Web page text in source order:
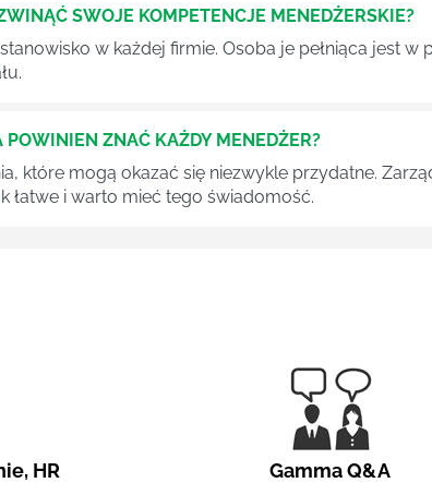
SWOJE KOMPETENCJE MENEDŻERSKIE?
w każdej firmie. Osoba je pełniąca jest w
ZNAĆ KAŻDY MENEDŻER?
które mogą okazać się niezwykle przydatne.
łatwe i warto mieć tego świadomość.
, HR Gamma Q&A